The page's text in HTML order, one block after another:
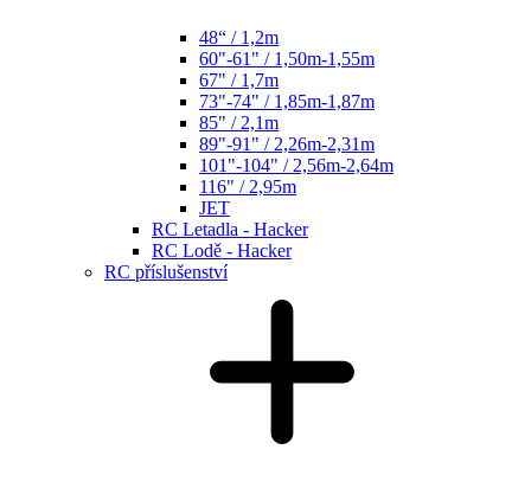
48“ / 1,2m
60"-61" / 1,50m-1,55m
67" / 1,7m
73"-74" / 1,85m-1,87m
85" / 2,1m
89"-91" / 2,26m-2,31m
101"-104" / 2,56m-2,64m
116" / 2,95m
JET
RC Letadla - Hacker
RC Lodě - Hacker
RC příslušenství